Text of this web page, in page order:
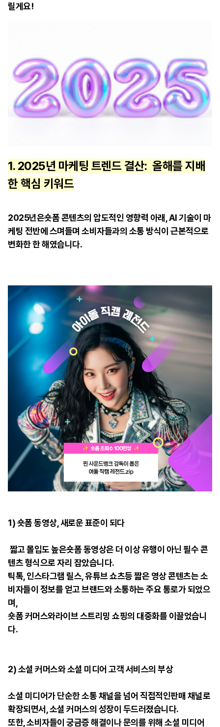
릴게요!
1. 2025년 마케팅 트렌드 결산: 올해를 지배
한 핵심 키워드
2025년은숏폼 콘텐츠의 압도적인 영향력 아래, AI 기술이 마
케팅 전반에 스며들며 소비자들과의 소통 방식이 근본적으로
변화한 한 해였습니다.
1)숏폼 동영상, 새로운 표준이 되다
짧고 몰입도 높은숏폼 동영상은 더 이상 유행이 아닌 필수 콘
텐츠 형식으로 자리 잡았습니다.
틱톡, 인스타그램 릴스, 유튜브 쇼츠등 짧은 영상 콘텐츠는 소
비자들이 정보를 얻고 브랜드와 소통하는 주요 통로가 되었으
며,
숏폼 커머스와라이브 스트리밍 쇼핑의 대중화를 이끌었습니
다.
2)소셜 커머스와 소셜 미디어 고객 서비스의 부상
소셜 미디어가 단순한 소통 채널을 넘어 직접적인판매 채널로
확장되면서, 소셜 커머스의 성장이 두드러졌습니다.
또한, 소비자들이 궁금증 해결이나 문의를 위해 소셜 미디어